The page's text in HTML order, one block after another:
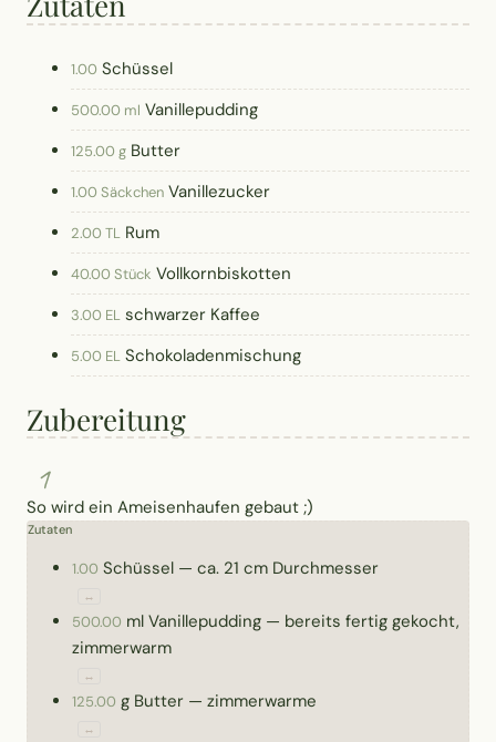
1.00 Schüssel
500.00 ml Vanillepudding
125.00 g Butter
1.00 Säckchen Vanillezucker
2.00 TL Rum
40.00 Stück Vollkornbiskotten
3.00 EL schwarzer Kaffee
5.00 EL Schokoladenmischung
Zubereitung
1
So wird ein Ameisenhaufen gebaut ;)
Zutaten
1.00 Schüssel — ca. 21 cm Durchmesser
↔
500.00 ml Vanillepudding — bereits fertig gekocht,
zimmerwarm
↔
125.00 g Butter — zimmerwarme
↔